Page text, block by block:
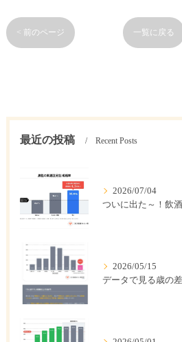
< 前のページ 一覧に戻る
最近の投稿 Recent Posts
2026/07/04
ついに出た～！飲
2026/05/15
データで見る歳の